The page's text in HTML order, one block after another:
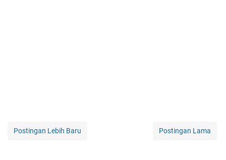
Postingan Lebih Baru Postingan Lama